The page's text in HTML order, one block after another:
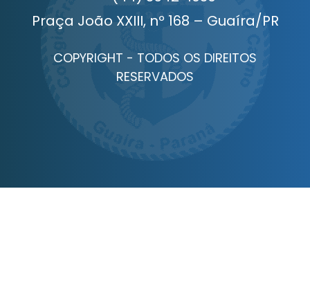
Praça João XXIII, nº 168 – Guaíra/PR
COPYRIGHT - TODOS OS DIREITOS
RESERVADOS